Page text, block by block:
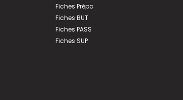
Fiches Prépa
Fiches BUT
Fiches PASS
Fiches SUP